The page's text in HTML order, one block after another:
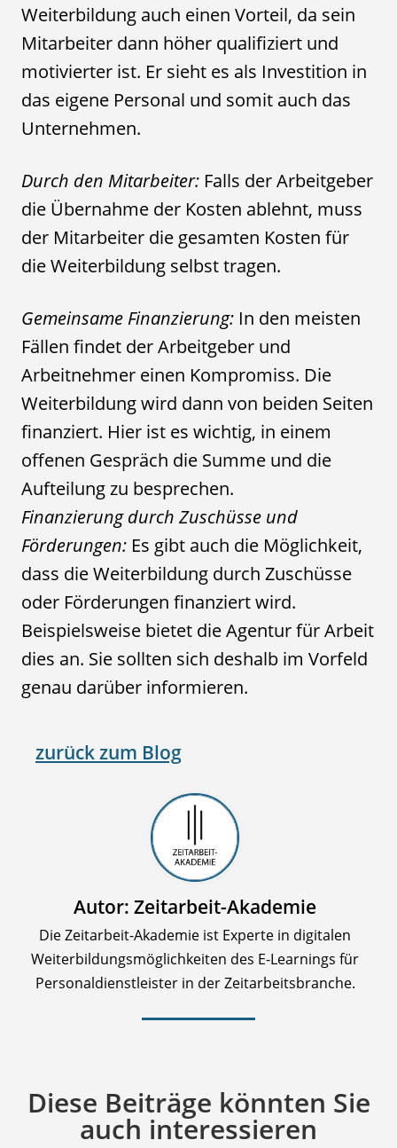
Weiterbildung auch einen Vorteil, da sein
Mitarbeiter dann höher qualifiziert und
motivierter ist. Er sieht es als Investition in
das eigene Personal und somit auch das
Unternehmen.
Durch den Mitarbeiter: Falls der Arbeitgeber
die Übernahme der Kosten ablehnt, muss
der Mitarbeiter die gesamten Kosten für
die Weiterbildung selbst tragen.
Gemeinsame Finanzierung: In den meisten
Fällen findet der Arbeitgeber und
Arbeitnehmer einen Kompromiss. Die
Weiterbildung wird dann von beiden Seiten
finanziert. Hier ist es wichtig, in einem
offenen Gespräch die Summe und die
Aufteilung zu besprechen.
Finanzierung durch Zuschüsse und
Förderungen: Es gibt auch die Möglichkeit,
dass die Weiterbildung durch Zuschüsse
oder Förderungen finanziert wird.
Beispielsweise bietet die Agentur für Arbeit
dies an. Sie sollten sich deshalb im Vorfeld
genau darüber informieren.
zurück zum Blog
Autor: Zeitarbeit-Akademie
Die Zeitarbeit-Akademie ist Experte in digitalen
Weiterbildungsmöglichkeiten des E-Learnings für
Personaldienstleister in der Zeitarbeitsbranche.
Diese Beiträge könnten Sie
auch interessieren